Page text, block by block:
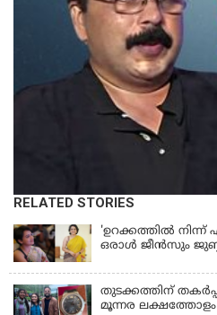
RELATED STORIES
'ഉറക്കത്തിൽ
ഒരാൾ ജീൻസും
മരിച്ചുപോയെന്ന്
ഉണ്ടെന്ന് നടി ലെന
തുടക്കത്തിന്
മൂന്നര ലക്ഷത്തോളം